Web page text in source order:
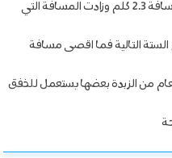
ركض سعد في اليوم الاول من الاسبوع مسافة 2.3 كلم وزادت المسافة التي
الستة التالية فما اقصى مسافة
من الكعك 16 ملعقة طعام من الزبدة بعضها يستعمل للخفق